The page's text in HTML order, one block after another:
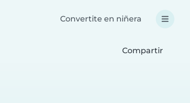
Convertite en niñera
Compartir